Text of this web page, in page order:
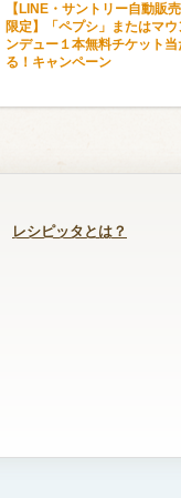
【LINE・サントリー自動販
限定】「ペプシ」またはマウ
ンデュー１本無料チケット当
る！キャンペーン
レシピッタとは？